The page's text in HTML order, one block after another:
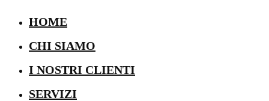
HOME
CHI SIAMO
I NOSTRI CLIENTI
SERVIZI